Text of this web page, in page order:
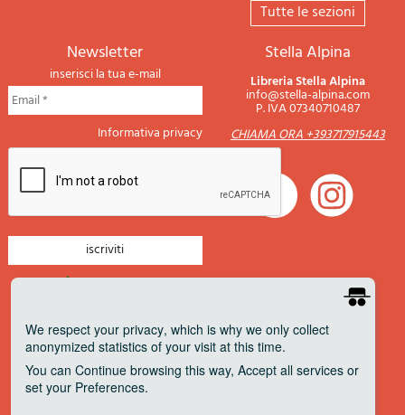
tutte le sezioni
newsletter
inserisci la tua e-mail
Informativa privacy
newsletter viaggi
newsletter militaria
Stella Alpina
Libreria Stella Alpina
info@stella-alpina.com
P. IVA 07340710487
CHIAMA ORA +393717915443
We respect your privacy, which is why we only collect
anonymized statistics of your visit at this time.
You can Continue browsing this way, Accept all services or
set your Preferences.